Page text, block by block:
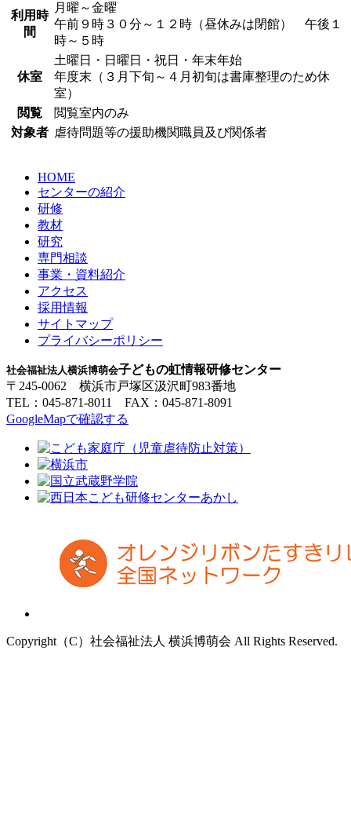
利用時
間
月曜～金曜
午前９時３０分～１２時（昼休みは閉館） 午後１
時～５時
休室
土曜日・日曜日・祝日・年末年始
年度末（３月下旬～４月初旬は書庫整理のため休
室）
閲覧
閲覧室内のみ
対象者 虐待問題等の援助機関職員及び関係者
HOME
センターの紹介
研修
教材
研究
専門相談
事業・資料紹介
アクセス
採用情報
サイトマップ
プライバシーポリシー
社会福祉法人横浜博萌会子どもの虹情報研修センター
〒245-0062 横浜市戸塚区汲沢町983番地
TEL：045-871-8011 FAX：045-871-8091
GoogleMapで確認する
Copyright（C）社会福祉法人 横浜博萌会 All Rights Reserved.